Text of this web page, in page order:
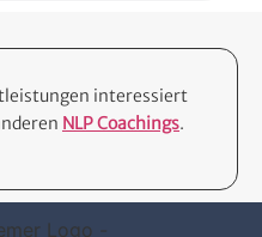
interessiert
NLP Coachings.